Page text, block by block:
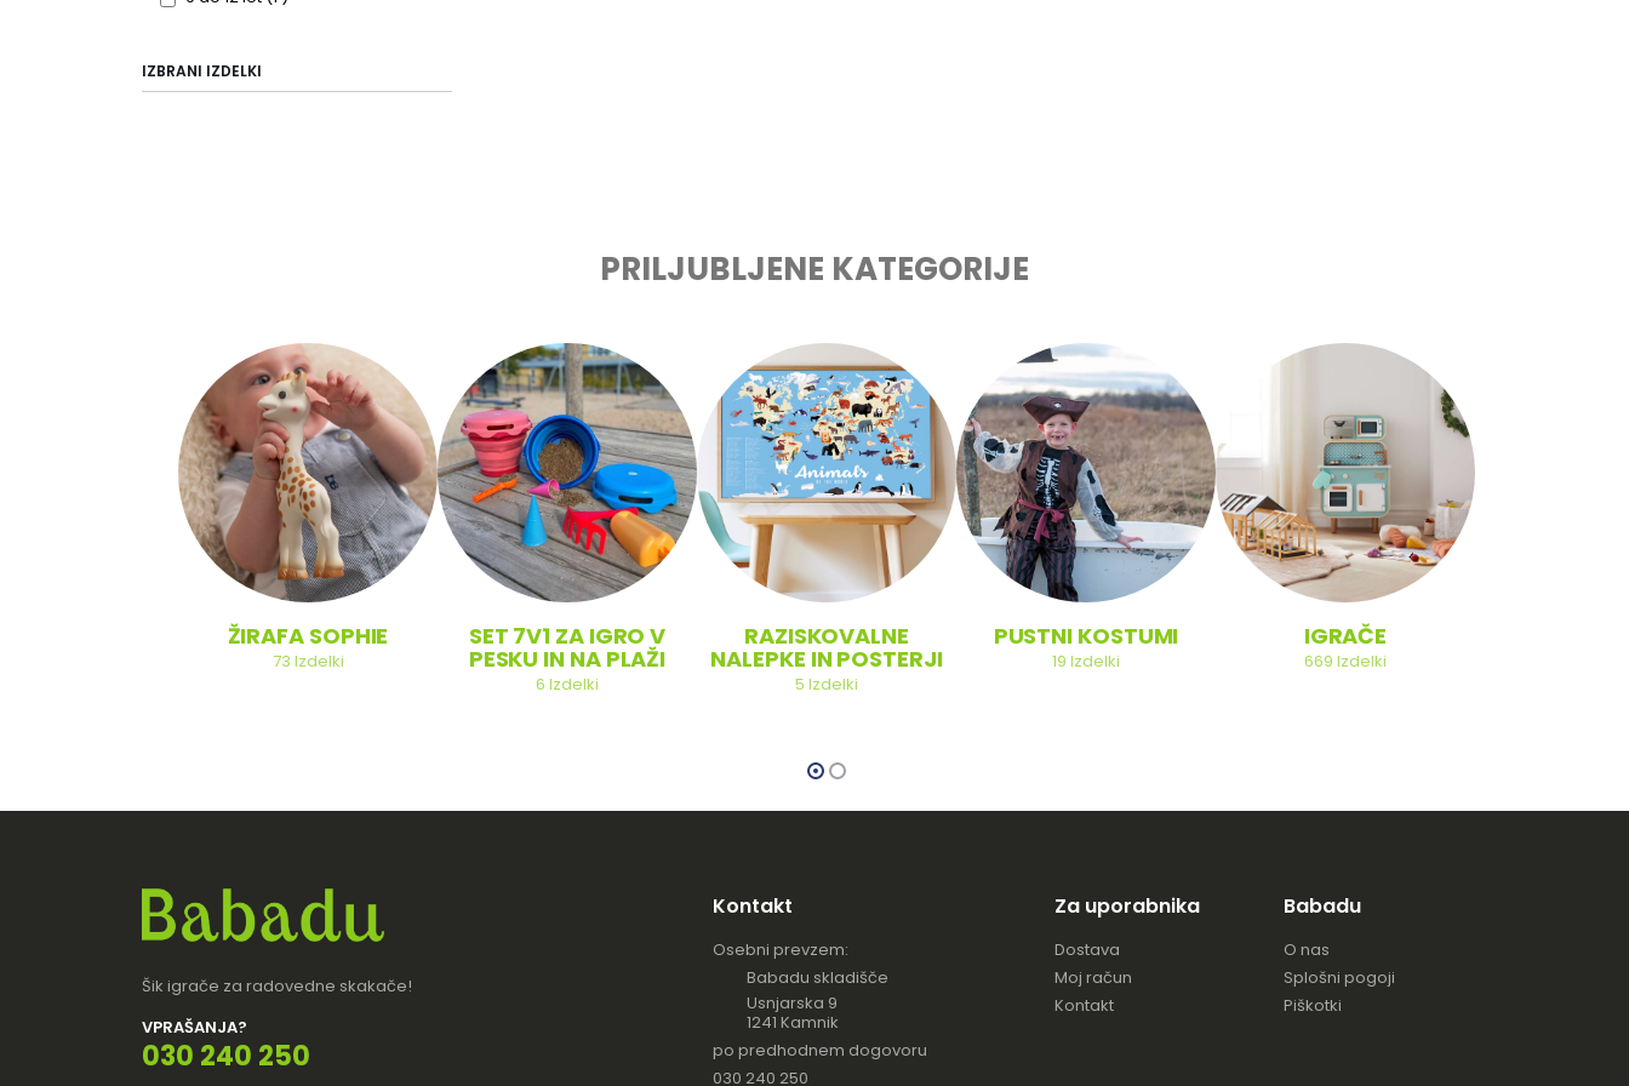
IZBRANI IZDELKI
PRILJUBLJENE KATEGORIJE
ŽIRAFA SOPHIE
73 Izdelki
SET 7V1 ZA IGRO V
PESKU IN NA PLAŽI
6 Izdelki
RAZISKOVALNE
NALEPKE IN POSTERJI
5 Izdelki
PUSTNI KOSTUMI
19 Izdelki
IGRAČE
669 Izdelki
Šik igrače za radovedne skakače!
VPRAŠANJA?
030 240 250
Kontakt
Osebni prevzem:
Babadu skladišče
Usnjarska 9
1241 Kamnik
po predhodnem dogovoru
030 240 250
Za uporabnika
Dostava
Moj račun
Kontakt
Babadu
O nas
Splošni pogoji
Piškotki